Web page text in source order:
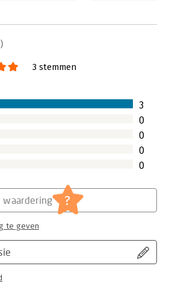
3 stemmen
3
0
0
0
0
waardering ?
te geven